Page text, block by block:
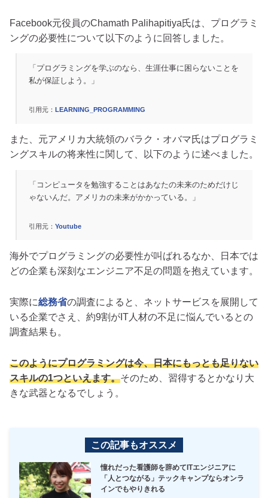
Facebook元役員のChamath Palihapitiya氏は、プログラミ
ングの必要性について以下のように回答しました。
「プログラミングを学ぶのなら、生涯仕事に困らないことを
私が保証しよう。」
引用元： LEARNING_PROGRAMMING
また、元アメリカ大統領のバラク・オバマ氏はプログラミ
ングスキルの将来性に関して、以下のように述べました。
「コンピュータを勉強することはあなたの未来のためだけじ
ゃないんだ。アメリカの未来がかかっている。」
引用元： Youtube
海外でプログラミングの必要性が叫ばれるなか、日本では
どの企業も深刻なエンジニア不足の問題を抱えています。
実際に総務省の調査によると、ネットサービスを展開して
いる企業でさえ、約9割がIT人材の不足に悩んでいるとの
調査結果も。
このようにプログラミングは今、日本にもっとも足りない
スキルの1つといえます。そのため、習得するとかなり大
きな武器となるでしょう。
この記事もオススメ
憧れだった看護師を辞めてITエンジニアに
「人とつながる」テックキャンプならオンラ
インでもやりきれる